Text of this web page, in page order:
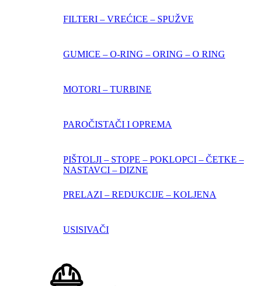
FILTERI – VREĆICE – SPUŽVE
GUMICE – O-RING – ORING – O RING
MOTORI – TURBINE
PAROČISTAČI I OPREMA
PIŠTOLJI – STOPE – POKLOPCI – ČETKE –
NASTAVCI – DIZNE
PRELAZI – REDUKCIJE – KOLJENA
USISIVAČI